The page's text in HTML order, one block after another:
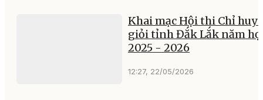
Khai mạc Hội thi Chỉ huy
giỏi tỉnh Đắk Lắk năm
2025 - 2026
12:27, 22/05/2026